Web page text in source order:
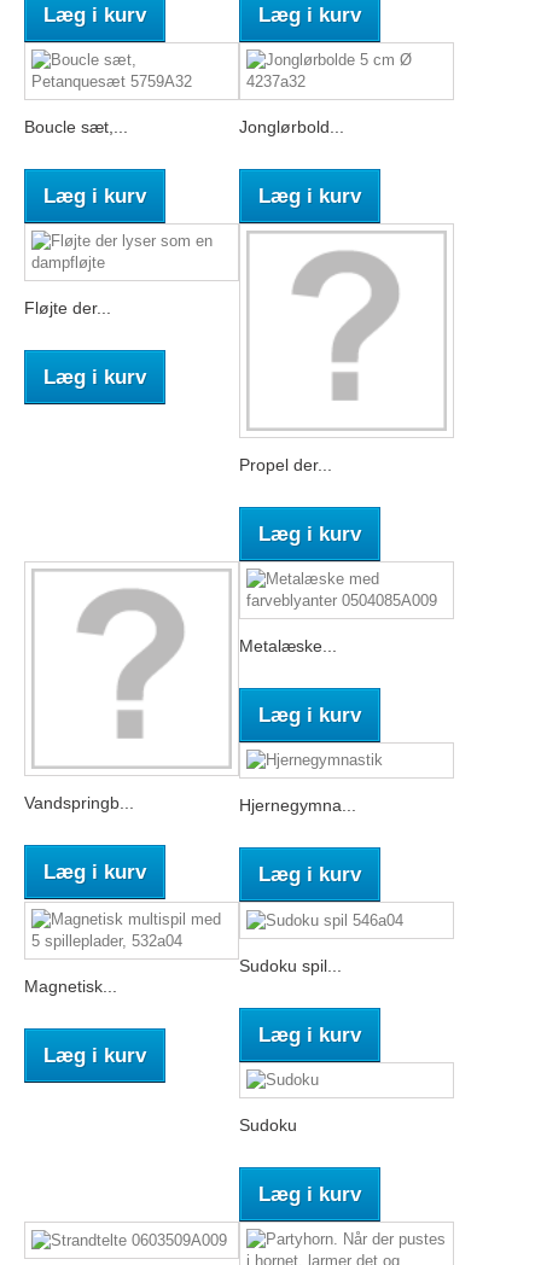
Læg i kurv Læg i kurv
Boucle sæt,...
Læg i kurv
Jonglørbold...
Læg i kurv
Fløjte der...
Læg i kurv
Propel der...
Læg i kurv
Vandspringb...
Læg i kurv
Metalæske...
Læg i kurv
Hjernegymna...
Læg i kurv
Magnetisk...
Læg i kurv
Sudoku spil...
Læg i kurv
Sudoku
Læg i kurv